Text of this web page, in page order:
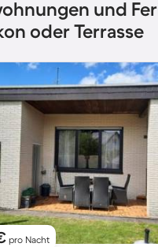
und
oder Terrasse
pro Nacht